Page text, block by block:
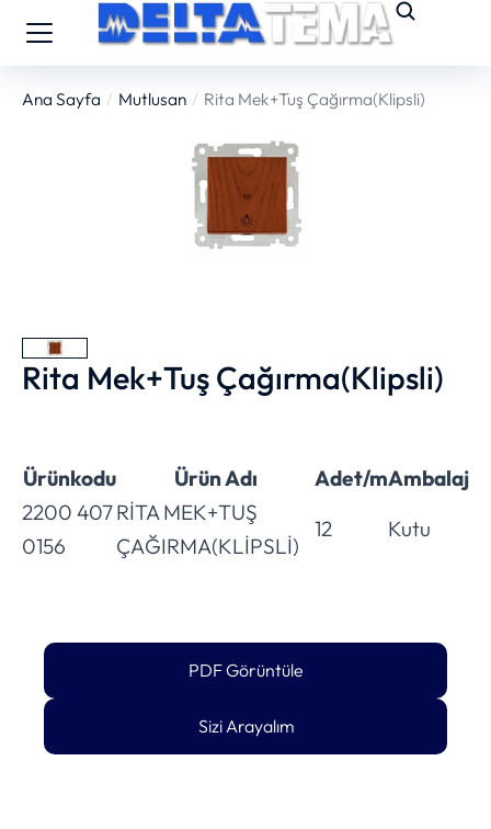
You are here:
Ana Sayfa Mutlusan Rita Mek+Tuş Çağırma(Klipsli)
Rita Mek+Tuş Çağırma(Klipsli)
Ürünkodu Ürün Adı Adet/mAmbalaj
2200 407
0156
RİTA MEK+TUŞ
ÇAĞIRMA(KLİPSLİ)
12 Kutu
PDF Görüntüle
Sizi Arayalım